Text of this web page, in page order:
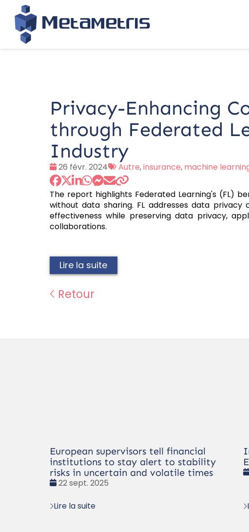
Privacy-Enhancing
through Federated
Industry
Date
:
26 févr. 2024
Tags
:
Autre,insurance, machine
The report highlights Federated Learning's (FL)
without data sharing. FL addresses data
effectiveness while preserving data privacy,
collaborations.
Lire la suite
Retour
European supervisors tell financial
institutions to stay alert to stability
risks in uncertain and volatile times
Date
22 sept. 2025
Lire la suite